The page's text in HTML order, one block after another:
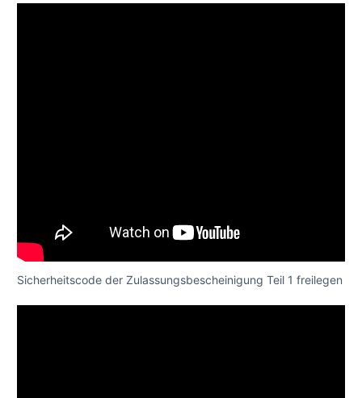
Sicherheitscode der Zulassungsbescheinigung Teil 1 freilegen